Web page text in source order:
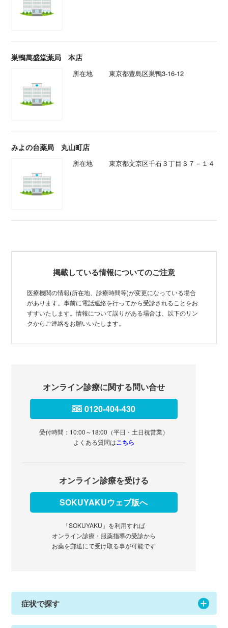
巣鴨萬盛堂薬局 本店
所在地 東京都豊島区巣鴨3-16-12
みよの台薬局 丸山町店
所在地 東京都文京区千石３丁目３７－１４
掲載している情報についてのご注意
医療機関の情報(所在地、診療時間等)が変更になっている場合
があります。事前に電話連絡を行ってから受診されることをお
すすいたします。情報について誤りがある場合は、以下のリン
クからご連絡をお願いいたします。
オンライン診療に関する問い合せ
0120-404-430
受付時間：10:00～18:00（平日・土日祝営業）
よくある質問はこちら
オンライン診療を受ける
SOKUYAKUウェブ版へ
「SOKUYAKU」を利用すれば
オンライン診療・服薬指導の受診から
お薬を郵送にて受け取る事が可能です
症状で探す